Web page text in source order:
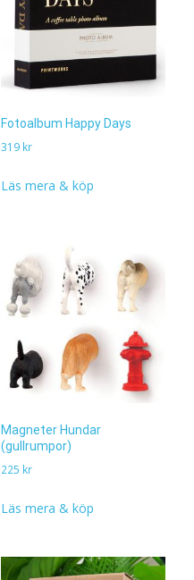
Fotoalbum Happy Days
319 kr
Läs mera & köp
Magneter Hundar
(gullrumpor)
225 kr
Läs mera & köp